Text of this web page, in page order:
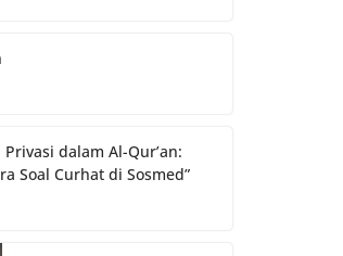
dalam Al-Qur’an:
Soal Curhat di Sosmed”